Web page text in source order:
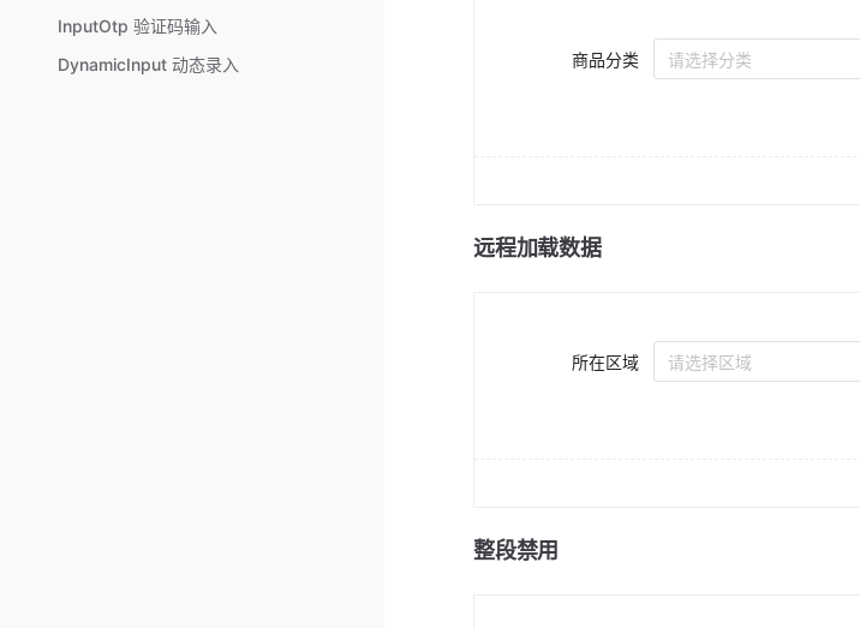
InputOtp 验证码输入
DynamicInput 动态录入
商品分类 请选择分类
远程加载数据
所在区域 请选择区域
整段禁用